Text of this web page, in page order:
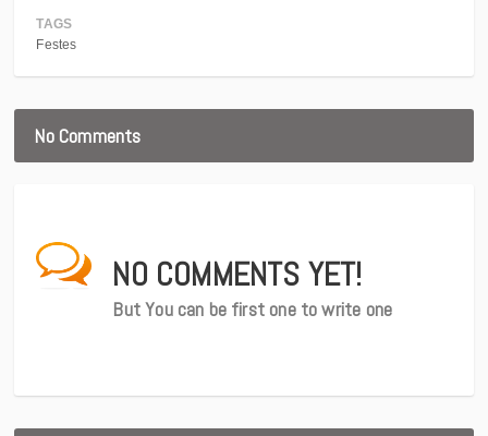
TAGS
Festes
No Comments
NO COMMENTS YET!
But You can be first one to write one